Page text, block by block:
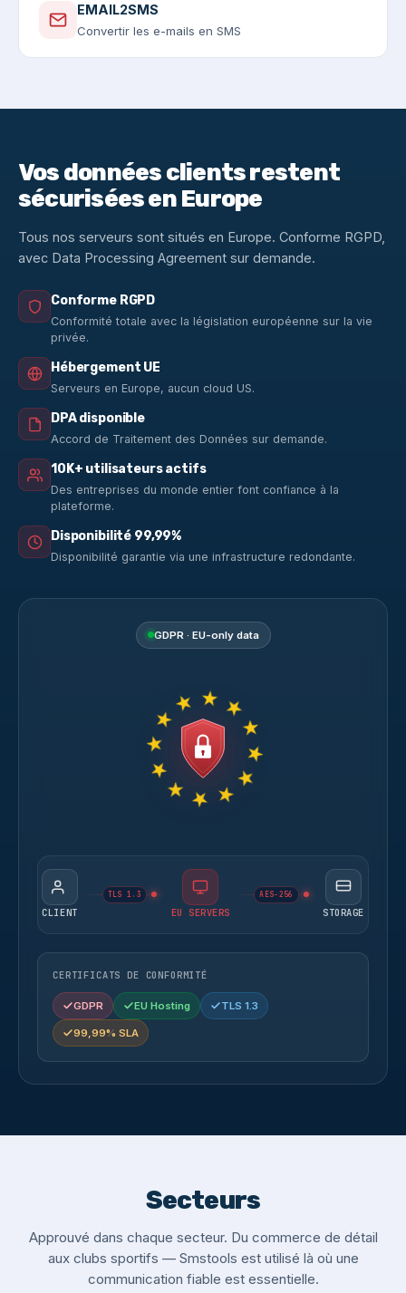
EMAIL2SMS
Convertir les e-mails en SMS
Vos données clients restent
sécurisées en Europe
Tous nos serveurs sont situés en Europe. Conforme RGPD,
avec Data Processing Agreement sur demande.
Conforme RGPD
Conformité totale avec la législation européenne sur la vie
privée.
Hébergement UE
Serveurs en Europe, aucun cloud US.
DPA disponible
Accord de Traitement des Données sur demande.
10K+ utilisateurs actifs
Des entreprises du monde entier font confiance à la
plateforme.
Disponibilité 99,99%
Disponibilité garantie via une infrastructure redondante.
GDPR · EU-only data
CLIENT
TLS 1.3
EU SERVERS
AES-256
STORAGE
CERTIFICATS DE CONFORMITÉ
GDPR EU Hosting TLS 1.3
99,99% SLA
Secteurs
Approuvé dans chaque secteur. Du commerce de détail
aux clubs sportifs — Smstools est utilisé là où une
communication fiable est essentielle.